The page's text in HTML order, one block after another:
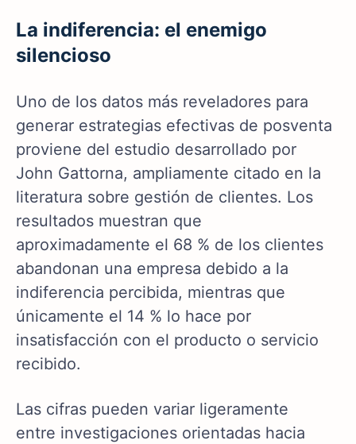
La indiferencia: el enemigo
silencioso
Uno de los datos más reveladores para
generar estrategias efectivas de posventa
proviene del estudio desarrollado por
John Gattorna, ampliamente citado en la
literatura sobre gestión de clientes. Los
resultados muestran que
aproximadamente el 68 % de los clientes
abandonan una empresa debido a la
indiferencia percibida, mientras que
únicamente el 14 % lo hace por
insatisfacción con el producto o servicio
recibido.
Las cifras pueden variar ligeramente
entre investigaciones orientadas hacia